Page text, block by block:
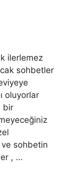
ilerlemez
sohbetler
oluyorlar
bir
sohbetin
, …